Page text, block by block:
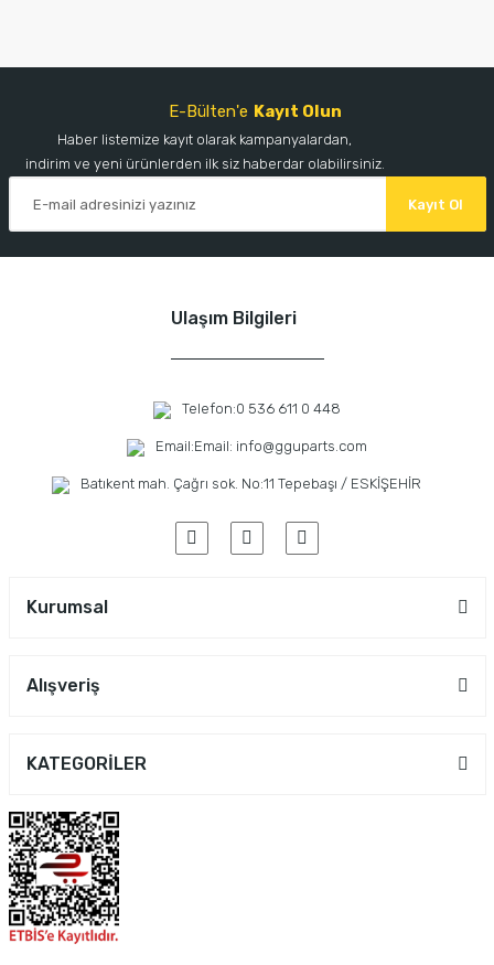
E-Bülten'e Kayıt Olun
Haber listemize kayıt olarak kampanyalardan,
indirim ve yeni ürünlerden ilk siz haberdar olabilirsiniz.
Kayıt Ol
Ulaşım Bilgileri
Telefon:0 536 611 0 448
Email:Email: info@gguparts.com
Batıkent mah. Çağrı sok. No:11 Tepebaşı / ESKİŞEHİR
Kurumsal
Alışveriş
KATEGORİLER